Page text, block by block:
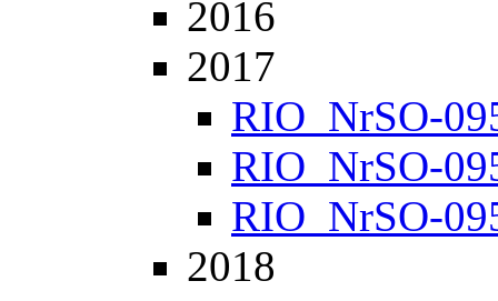
2016
2017
RIO_NrSO-
RIO_NrSO-
RIO_NrSO-
2018